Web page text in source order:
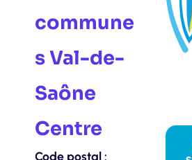
commune
s Val-de-
Saône
Centre
Code postal :